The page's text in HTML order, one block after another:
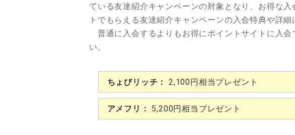
ている友達紹介キャンペーンの対象となり、お得な
トでもらえる友達紹介キャンペーンの入会特典や詳細
普通に入会するよりもお得にポイントサイトに入会
い。
ちょびリッチ： 2,100円相当プレゼント
アメフリ： 5,200円相当プレゼント